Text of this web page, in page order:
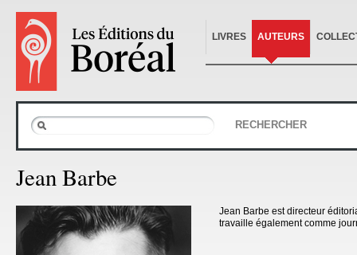
LIVRES AUTEURS
RECHERCHER
Jean Barbe
Jean Barbe est directeur
travaille également comme